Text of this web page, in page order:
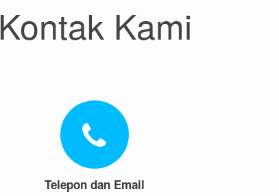
Kontak Kami
Telepon dan Email